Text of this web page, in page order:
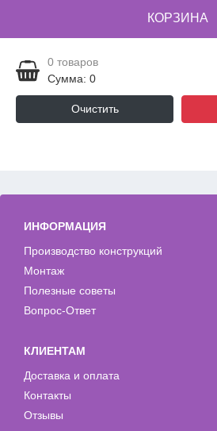
КОРЗИНА
0 товаров
Сумма: 0
Очистить
ИНФОРМАЦИЯ
Производство конструкций
Монтаж
Полезные советы
Вопрос-Ответ
КЛИЕНТАМ
Доставка и оплата
Контакты
Отзывы